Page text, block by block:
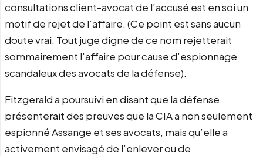
consultations client-avocat de l’accusé est en soi un
motif de rejet de l’affaire. (Ce point est sans aucun
doute vrai. Tout juge digne de ce nom rejetterait
sommairement l’affaire pour cause d’espionnage
scandaleux des avocats de la défense).
Fitzgerald a poursuivi en disant que la défense
présenterait des preuves que la CIA a non seulement
espionné Assange et ses avocats, mais qu’elle a
activement envisagé de l’enlever ou de